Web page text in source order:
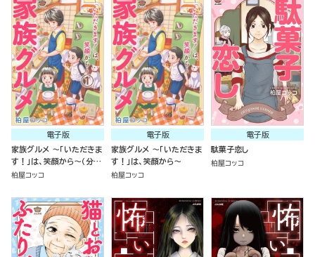
電子版
家族グルメ ～「いただきま
す！」は、笑顔から～（分冊
版）
柏屋コッコ
電子版
家族グルメ ～「いただきま
す！」は、笑顔から～
柏屋コッコ
電子版
駄菓子恋し
柏屋コッコ